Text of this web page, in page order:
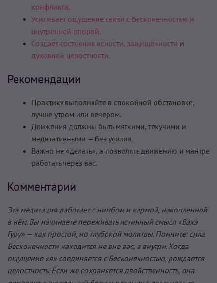
конфликта.
Усиливает ощущение связи с Бесконечностью и
внутренней опорой.
Создаёт состояние ясности, защищённости и
духовной целостности.
Рекомендации
Практику выполняйте в спокойной обстановке,
лучше утром или вечером.
Движения должны быть мягкими, текучими и
медитативными — без усилия.
Важно не «делать», а позволять движению и мантре
работать через вас.
Комментарии
Эта медитация работает с нимбом и кармой, накопленной
в нём. Вы начинаете переживать истинный смысл «Вахэ
Гуру» — как простой, но глубокой молитвы. Помните: сила
Бесконечности находится не вне вас, а внутри. Когда
ощущение «я» соединяется с Бесконечностью, рождается
целостность. Если же сохраняется двойственность, она